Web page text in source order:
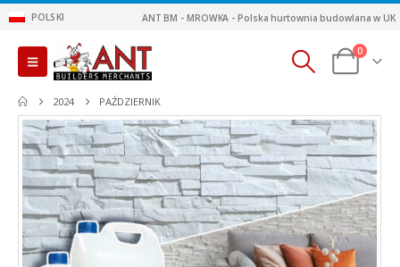
POLSKI ANT BM - MROWKA - Polska hurtownia budowlana w UK
0
2024 PAŹDZIERNIK